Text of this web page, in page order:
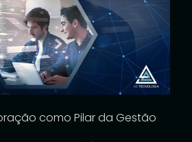
como Pilar da Gestão